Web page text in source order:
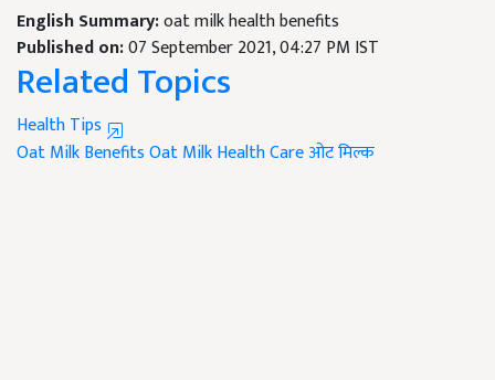
English Summary:oat milk health benefits
Published on:07 September 2021, 04:27 PM IST
Related Topics
Health Tips
Oat Milk BenefitsOat MilkHealth Careओट मिल्क